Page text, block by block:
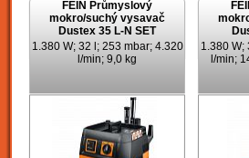
FEIN Průmyslový
mokro/suchý vysavač
Dustex 35 L-N SET
1.380 W; 32 l; 253 mbar; 4.320
l/min; 9,0 kg
1.380 W;
l/min;